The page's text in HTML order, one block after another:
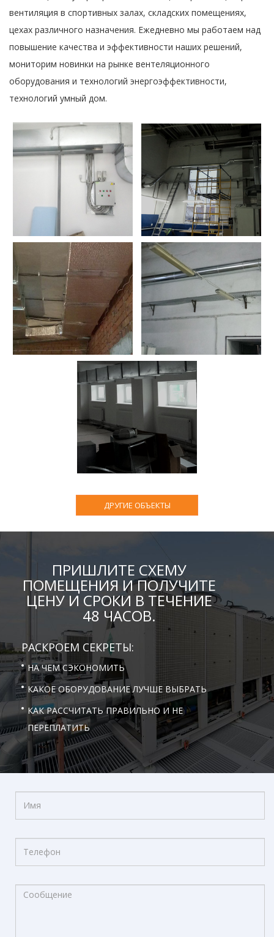
вентиляция в спортивных залах, складских помещениях,
цехах различного назначения. Ежедневно мы работаем над
повышение качества и эффективности наших решений,
мониторим новинки на рынке вентеляционного
оборудования и технологий энергоэффективности,
технологий умный дом.
ДРУГИЕ ОБЪЕКТЫ
ПРИШЛИТЕ СХЕМУ
ПОМЕЩЕНИЯ И ПОЛУЧИТЕ
ЦЕНУ И СРОКИ В ТЕЧЕНИЕ
48 ЧАСОВ.
РАСКРОЕМ СЕКРЕТЫ:
НА ЧЕМ СЭКОНОМИТЬ
КАКОЕ ОБОРУДОВАНИЕ ЛУЧШЕ ВЫБРАТЬ
КАК РАССЧИТАТЬ ПРАВИЛЬНО И НЕ
ПЕРЕПЛАТИТЬ